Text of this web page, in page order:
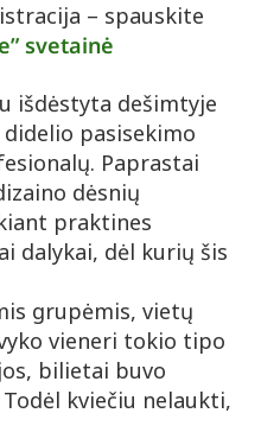
– spauskite
svetainė
išdėstyta dešimtyje
pasisekimo
Paprastai
dėsnių
praktines
dalykai, dėl kurių šis
grupėmis, vietų
vieneri tokio tipo
bilietai buvo
kviečiu nelaukti,